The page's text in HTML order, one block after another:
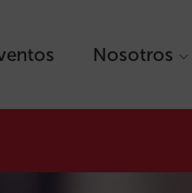
Nosotros